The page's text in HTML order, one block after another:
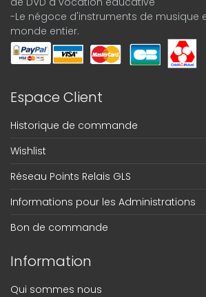
-Le négoce d'instruments de musique
monde entier.
Espace Client
Historique de commande
Wishlist
Réseau Points Relais GLS
Informations pour les Administrations
Bon de commande
Information
Qui sommes nous